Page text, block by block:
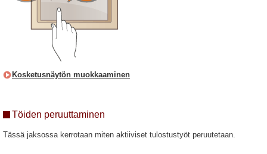
Kosketusnäytön muokkaaminen
Töiden peruuttaminen
Tässä jaksossa kerrotaan miten aktiiviset tulostustyöt peruutetaan.